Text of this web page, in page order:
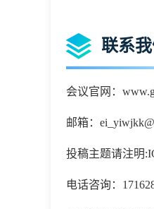
联系我
会议官网：
邮箱：
投稿主题请注明:
电话咨询：